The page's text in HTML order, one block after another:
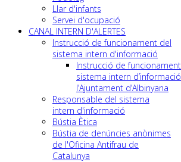
Llar d'infants
Servei d'ocupació
CANAL INTERN D'ALERTES
Instrucció de funcionament del
sistema intern d'informació
Instrucció de
sistema intern
l’Ajuntament d’Albinyana
Responsable del sistema
intern d'informació
Bústia Ètica
Bústia de denúncies anònimes
de l'Oficina Antifrau de
Catalunya